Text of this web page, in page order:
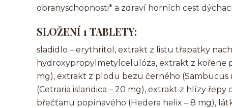
obranyschopnosti* a zdraví horních cest
SLOŽENÍ 1 TABLETY:
sladidlo – erythritol, extrakt z listu třapatky
hydroxypropylmetylcelulóza, extrakt z kořene
mg), extrakt z plodu bezu černého (Sambucus
(Cetraria islandica – 20 mg), extrakt z hlízy
břečťanu popínavého (Hedera helix – 8 mg),